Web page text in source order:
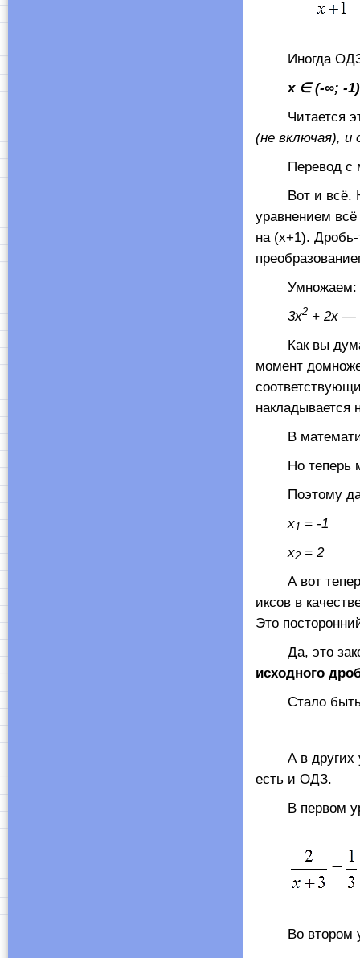
Иногда ОДЗ
x ∈(-∞; -
Читается
(не включая), и
Перевод с
Вот и всё.
уравнением
на (х+1).
Умножаем:
3x2+ 2x—
Как вы
момент
В
Но теперь мы
Поэтому
х1 = -1
х2= 2
А вот теперь
иксов в
Это
Да, это
исходного
Стало быть,
А в других
есть и ОДЗ.
В первом
Во втором